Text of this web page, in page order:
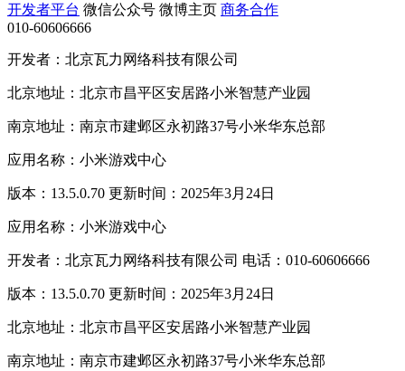
开发者平台 微信公众号 微博主页 商务合作
010-60606666
开发者：北京瓦力网络科技有限公司
北京地址：北京市昌平区安居路小米智慧产业园
南京地址：南京市建邺区永初路37号小米华东总部
应用名称：小米游戏中心
版本：13.5.0.70 更新时间：2025年3月24日
应用名称：小米游戏中心
开发者：北京瓦力网络科技有限公司 电话：010-60606666
版本：13.5.0.70 更新时间：2025年3月24日
北京地址：北京市昌平区安居路小米智慧产业园
南京地址：南京市建邺区永初路37号小米华东总部